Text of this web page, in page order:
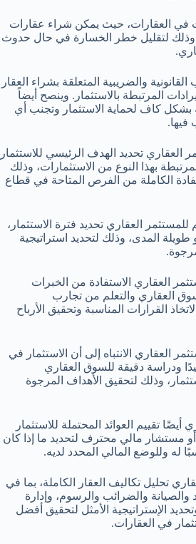
في العقارات، حيث يمكن شراء عقارات
لتقليل خطر الخسارة في حال حدوث
والضريبية المتعلقة بشراء العقار
المرتبطة بالاستثمار. وينصح أيضاً
بشكل كاف لحماية الاستثمار وتجنب أي
فيها.
العقاري تحديد الهدف الرئيسي للاستثمار
بهذا النوع من الاستثمارات، وذلك
الكاملة من الفرص المتاحة في قطاع
العقاري تحديد فترة الاستثمار،
المدى، وذلك لتحديد استراتيجية
العقاري الاستفادة من الخبرات
العقاري والتعلم من تجارب
القرارات المناسبة وتحقيق الأرباح
العقاري الانتباه إلى أن الاستثمار في
ودراسة دقيقة للسوق العقاري
وذلك لتحقيق الأهداف المرجوة
تقييم العوائد المحتملة للاستثمار
مستشار مالي محترف لتحديد ما إذا كان
له وللوضع المالي المحدد لديه.
تحليل تكاليف العقار الكاملة، بما في
والصيانة والضرائب والرسوم، وإدارة
الإستراتيجية الأمثل لتحقيق أفضل
في العقارات.